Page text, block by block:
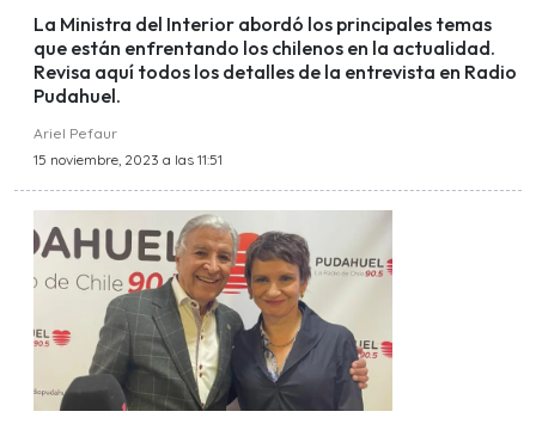
La Ministra del Interior abordó los principales temas
que están enfrentando los chilenos en la actualidad.
Revisa aquí todos los detalles de la entrevista en Radio
Pudahuel.
Ariel Pefaur
15 noviembre, 2023 a las 11:51